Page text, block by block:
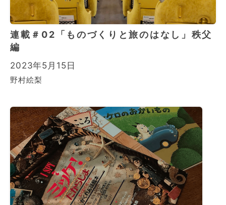
連載＃02「ものづくりと旅のはなし」秩父
編
2023年5月15日
野村絵梨